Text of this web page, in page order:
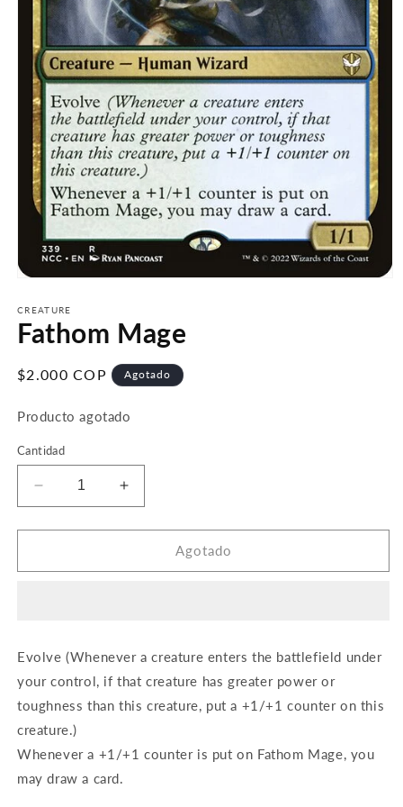
multimedia
1
en
modal
CREATURE
Fathom Mage
Precio
$2.000 COP Agotado
Producto agotado
Cantidad
Reducir
cantidad
para
Mage
Aumentar
cantidad
para
Fathom
Mage
Agotado
Evolve (Whenever a creature enters the battlefield under
your control, if that creature has greater power or
toughness than this creature, put a +1/+1 counter on this
creature.)
Whenever a +1/+1 counter is put on Fathom Mage, you
may draw a card.